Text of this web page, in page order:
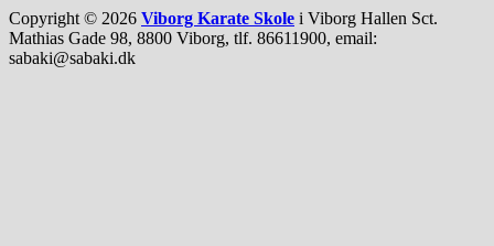
Copyright © 2026 Viborg Karate Skole i Viborg Hallen Sct.
Mathias Gade 98, 8800 Viborg, tlf. 86611900, email:
sabaki@sabaki.dk